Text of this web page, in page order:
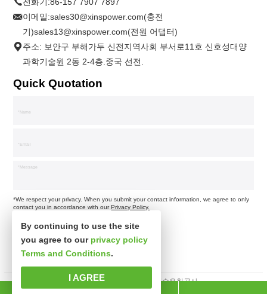
이메일:sales30@xinspower.com(충전
기)sales13@xinspower.com(전원 어댑터)
주소: 보안구 부해가두 신전지역사회 부서로11호 신호성대양
과학기술원 2동 2-4층.중국 선전.
Quick Quotation
*We respect your privacy. When you submit your contact information, we agree to only
contact you in accordance with ourPrivacy Policy.
판권소유 심천시신사파과학기술유한공사.
By continuing to use the site
you agree to our privacy policy
Terms and Conditions.
I AGREE